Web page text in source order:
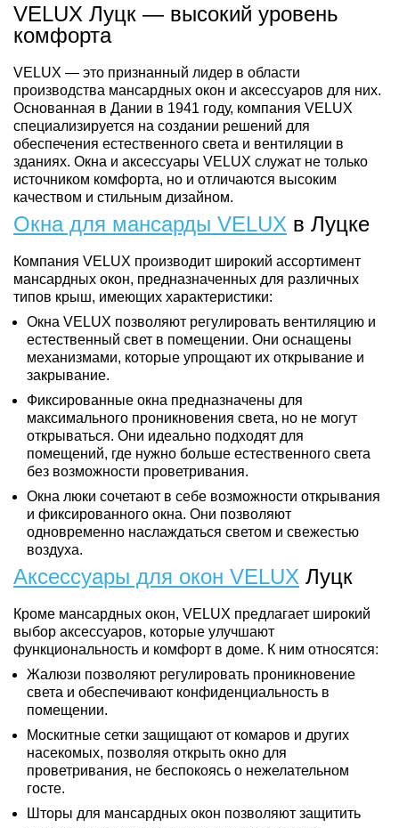
VELUX Луцк — высокий уровень
комфорта
VELUX — это признанный лидер в области
производства мансардных окон и аксессуаров для них.
Основанная в Дании в 1941 году, компания VELUX
специализируется на создании решений для
обеспечения естественного света и вентиляции в
зданиях. Окна и аксессуары VELUX служат не только
источником комфорта, но и отличаются высоким
качеством и стильным дизайном.
Окна для мансарды VELUX в Луцке
Компания VELUX производит широкий ассортимент
мансардных окон, предназначенных для различных
типов крыш, имеющих характеристики:
Окна VELUX позволяют регулировать вентиляцию и
естественный свет в помещении. Они оснащены
механизмами, которые упрощают их открывание и
закрывание.
Фиксированные окна предназначены для
максимального проникновения света, но не могут
открываться. Они идеально подходят для
помещений, где нужно больше естественного света
без возможности проветривания.
Окна люки сочетают в себе возможности открывания
и фиксированного окна. Они позволяют
одновременно наслаждаться светом и свежестью
воздуха.
Аксессуары для окон VELUX Луцк
Кроме мансардных окон, VELUX предлагает широкий
выбор аксессуаров, которые улучшают
функциональность и комфорт в доме. К ним относятся:
Жалюзи позволяют регулировать проникновение
света и обеспечивают конфиденциальность в
помещении.
Москитные сетки защищают от комаров и других
насекомых, позволяя открыть окно для
проветривания, не беспокоясь о нежелательном
госте.
Шторы для мансардных окон позволяют защитить